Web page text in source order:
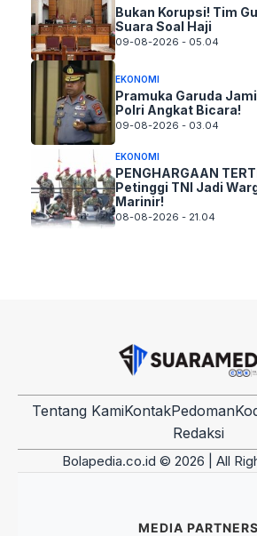
Bukan Korupsi! Tim
Suara Soal Haji
09-08-2026 - 05.04
EKONOMI
Pramuka Garuda
Polri Angkat Bicara!
09-08-2026 - 03.04
EKONOMI
PENGHARGAAN
Petinggi TNI Jadi
Marinir!
08-08-2026 - 21.04
Tentang KamiKontakPedoman
Redaksi
Bolapedia.co.id © 2026 | All
MEDIA PARTNERS